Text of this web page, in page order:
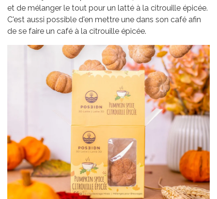
et de mélanger le tout pour un latté à la citrouille épicée.
C'est aussi possible d'en mettre une dans son café afin
de se faire un café à la citrouille épicée.